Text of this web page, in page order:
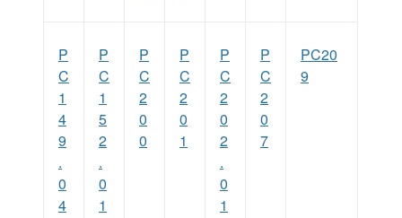
P
C
1
4
9
.
0
4
P
C
1
5
2
.
0
1
P
C
2
0
0
P
C
2
0
1
P
C
2
0
2
.
0
1
P
C
2
0
7
PC20
9